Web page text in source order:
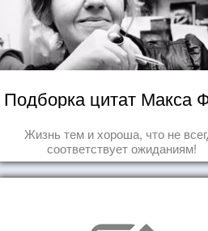
Подборка цитат Макса
Жизнь тем и хороша, что не
соответствует ожиданиям!